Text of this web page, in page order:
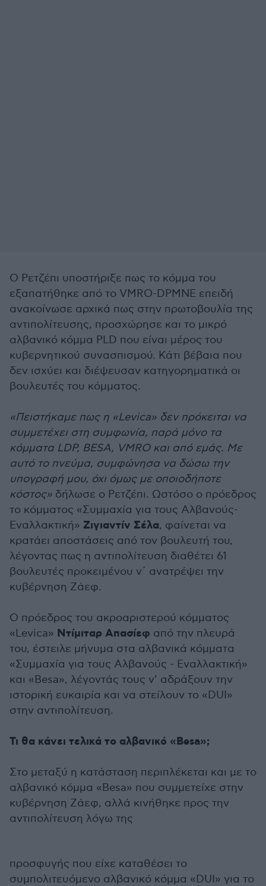
Ο Ρετζέπι υποστήριξε πως το κόμμα του
εξαπατήθηκε από το VMRO-DPMNE επειδή
ανακοίνωσε αρχικά πως στην πρωτοβουλία της
αντιπολίτευσης, προσχώρησε και το μικρό
αλβανικό κόμμα PLD που είναι μέρος του
κυβερνητικού συνασπισμού. Κάτι βέβαια που
δεν ισχύει και διέψευσαν κατηγορηματικά οι
βουλευτές του κόμματος.
«Πειστήκαμε πως η «Levica» δεν πρόκειται να
συμμετέχει στη συμφωνία, παρά μόνο τα
κόμματα LDP, BESA, VMRO και από εμάς. Με
αυτό το πνεύμα, συμφώνησα να δώσω την
υπογραφή μου, όχι όμως με οποιοδήποτε
κόστος» δήλωσε ο Ρετζέπι. Ωστόσο ο πρόεδρος
το κόμματος «Συμμαχία για τους Αλβανούς-
Εναλλακτική» Ζιγιαντίν Σέλα, φαίνεται να
κρατάει αποστάσεις από τον βουλευτή του,
λέγοντας πως η αντιπολίτευση διαθέτει 61
βουλευτές προκειμένου ν΄ ανατρέψει την
κυβέρνηση Ζάεφ.
Ο πρόεδρος του ακροαριστερού κόμματος
«Levica» Ντίμιταρ Απασίεφ από την πλευρά
του, έστειλε μήνυμα στα αλβανικά κόμματα
«Συμμαχία για τους Αλβανούς - Εναλλακτική»
και «Besa», λέγοντάς τους ν’ αδράξουν την
ιστορική ευκαιρία και να στείλουν το «DUI»
στην αντιπολίτευση.
Τι θα κάνει τελικά το αλβανικό «Besa»;
Στο μεταξύ η κατάσταση περιπλέκεται και με το
αλβανικό κόμμα «Besa» που συμμετείχε στην
κυβέρνηση Ζάεφ, αλλά κινήθηκε προς την
αντιπολίτευση λόγω της
προσφυγής που είχε καταθέσει το
συμπολιτευόμενο αλβανικό κόμμα «DUI» για το